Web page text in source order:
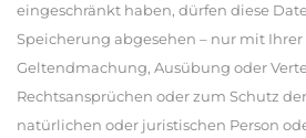
eingeschränkt haben, dürfen diese
Speicherung abgesehen – nur mit
Geltendmachung, Ausübung oder
Rechtsansprüchen oder zum Schutz
natürlichen oder juristischen Person